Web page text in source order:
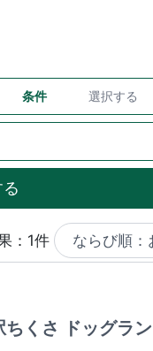
条件 選択する
：1件
ちくさ ドッグラン